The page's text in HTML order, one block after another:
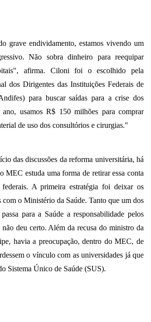
grave endividamento, estamos vivendo um
Não sobra dinheiro para reequipar
afirma. Ciloni foi o escolhido pela
dos Dirigentes das Instituições Federais de
para buscar saídas para a crise dos
usamos R$ 150 milhões para comprar
de uso dos consultórios e cirurgias."
das discussões da reforma universitária, há
MEC estuda uma forma de retirar essa conta
A primeira estratégia foi deixar os
com o Ministério da Saúde. Tanto que um dos
para a Saúde a responsabilidade pelos
não deu certo. Além da recusa do ministro da
havia a preocupação, dentro do MEC, de
o vínculo com as universidades já que
Sistema Único de Saúde (SUS).